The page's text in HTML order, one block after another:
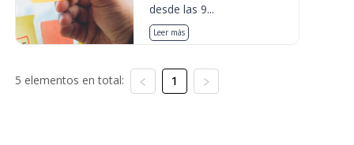
desde las 9...
Leer más
5 elementos en total: 1